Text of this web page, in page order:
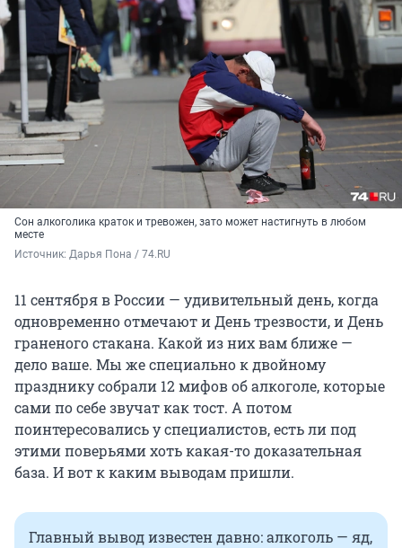
Сон алкоголика краток и тревожен, зато может настигнуть в любом
месте
Источник: Дарья Пона / 74.RU
11 сентября в России — удивительный день, когда
одновременно отмечают и День трезвости, и День
граненого стакана. Какой из них вам ближе —
дело ваше. Мы же специально к двойному
празднику собрали 12 мифов об алкоголе, которые
сами по себе звучат как тост. А потом
поинтересовались у специалистов, есть ли под
этими поверьями хоть какая-то доказательная
база. И вот к каким выводам пришли.
Главный вывод известен давно: алкоголь — яд,